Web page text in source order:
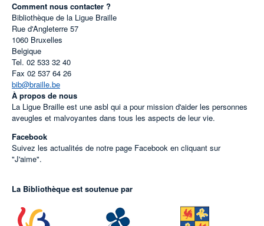
Comment nous contacter ?
Bibliothèque de la Ligue Braille
Rue d'Angleterre 57
1060 Bruxelles
Belgique
Tel. 02 533 32 40
Fax 02 537 64 26
bib@braille.be
À propos de nous
La Ligue Braille est une asbl qui a pour mission d'aider les personnes
aveugles et malvoyantes dans tous les aspects de leur vie.
Facebook
Suivez les actualités de notre page Facebook en cliquant sur
"J'aime".
La Bibliothèque est soutenue par